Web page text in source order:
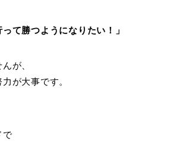
って勝つようになりたい！」
が、
が大事です。
で